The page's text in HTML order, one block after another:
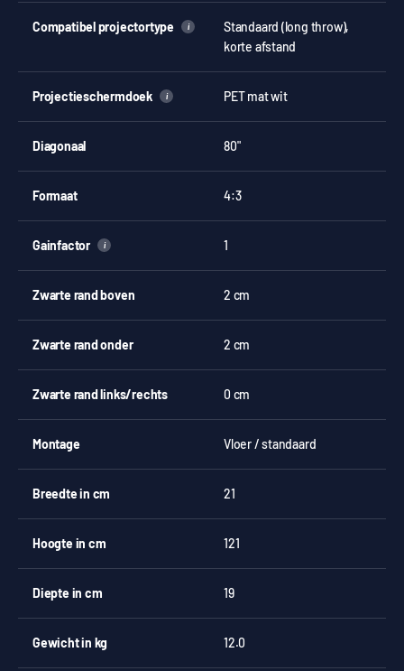
Compatibel projectortype i
Standaard (long throw),
korte afstand
Projectieschermdoek i PET mat wit
Diagonaal 80"
Formaat 4:3
Gainfactor i 1
Zwarte rand boven 2 cm
Zwarte rand onder 2 cm
Zwarte rand links/rechts 0 cm
Montage Vloer / standaard
Breedte in cm 21
Hoogte in cm 121
Diepte in cm 19
Gewicht in kg 12.0